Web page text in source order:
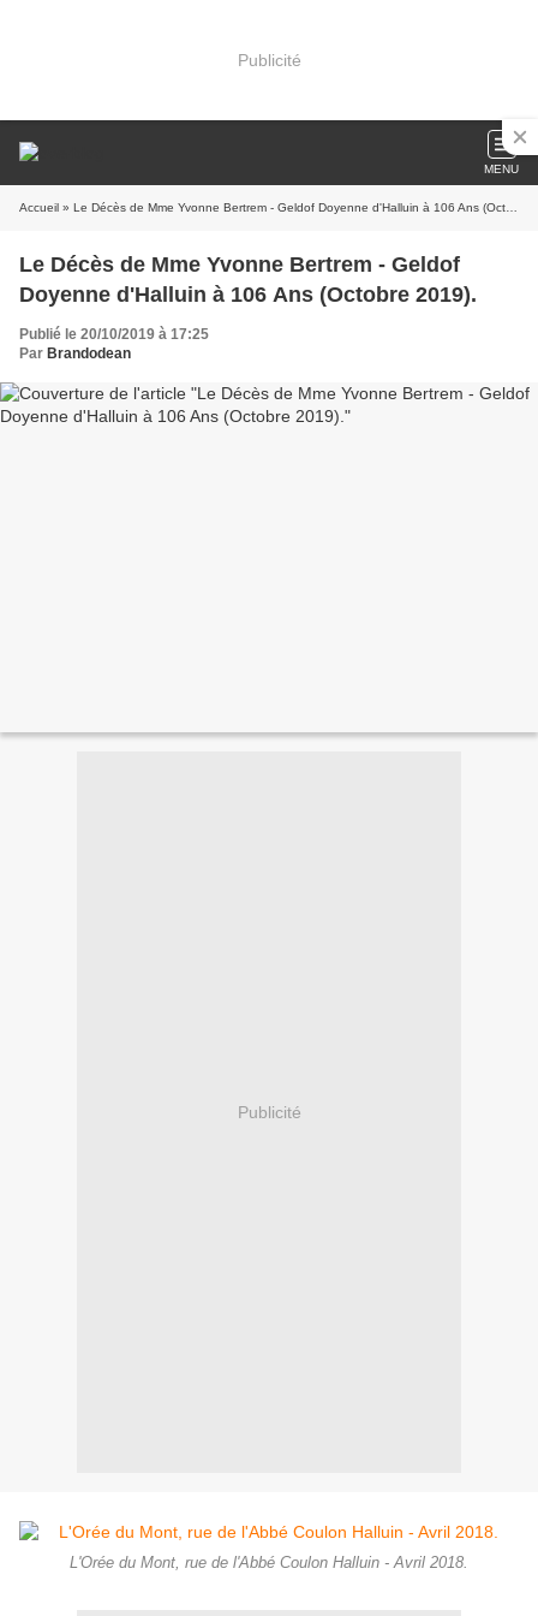
Publicité
MENU
Accueil » Le Décès de Mme Yvonne Bertrem - Geldof Doyenne d'Halluin à 106 Ans (Octobre 2019).
Le Décès de Mme Yvonne Bertrem - Geldof
Doyenne d'Halluin à 106 Ans (Octobre 2019).
Publié le 20/10/2019 à 17:25
Par Brandodean
Publicité
L'Orée du Mont, rue de l'Abbé Coulon Halluin - Avril 2018.